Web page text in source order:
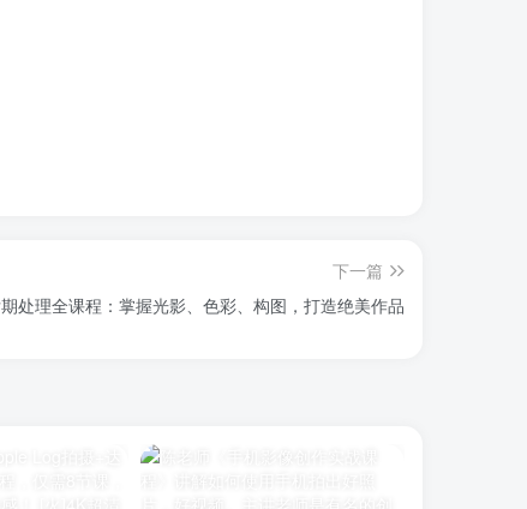
下一篇
处理全课程：掌握光影、色彩、构图，打造绝美作品